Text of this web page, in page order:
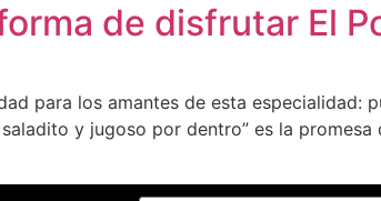
de disfrutar El
para los amantes de esta especialidad:
y jugoso por dentro” es la promesa